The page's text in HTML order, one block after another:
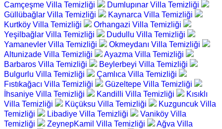
Camçeşme Villa Temizliği
Dumlupınar Villa Temizliği
Güllübağlar Villa Temizliği
Kaynarca Villa Temizliği
Kurtköy Villa Temizliği
Orhangazi Villa Temizliği
Yeşilbağlar Villa Temizliği
Dudullu Villa Temizliği
Yamanevler Villa Temizliği
Okmeydanı Villa Temizliği
Altunizade Villa Temizliği
Ayazma Villa Temizliği
Barbaros Villa Temizliği
Beylerbeyi Villa Temizliği
Bulgurlu Villa Temizliği
Çamlıca Villa Temizliği
Fıstıkağacı Villa Temizliği
Güzeltepe Villa Temizliği
İhsaniye Villa Temizliği
Kandilli Villa Temizliği
Kısıklı
Villa Temizliği
Küçüksu Villa Temizliği
Kuzguncuk Villa
Temizliği
Libadiye Villa Temizliği
Vaniköy Villa
Temizliği
ZeynepKamil Villa Temizliği
Ağva Villa